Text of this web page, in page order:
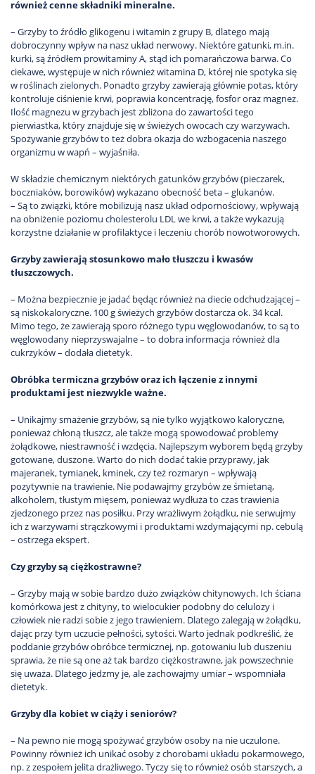
również cenne składniki mineralne.
– Grzyby to źródło glikogenu i witamin z grupy B, dlatego mają
dobroczynny wpływ na nasz układ nerwowy. Niektóre gatunki, m.in.
kurki, są źródłem prowitaminy A, stąd ich pomarańczowa barwa. Co
ciekawe, występuje w nich również witamina D, której nie spotyka się
w roślinach zielonych. Ponadto grzyby zawierają głównie potas, który
kontroluje ciśnienie krwi, poprawia koncentrację, fosfor oraz magnez.
Ilość magnezu w grzybach jest zbliżona do zawartości tego
pierwiastka, który znajduje się w świeżych owocach czy warzywach.
Spożywanie grzybów to też dobra okazja do wzbogacenia naszego
organizmu w wapń – wyjaśniła.
W składzie chemicznym niektórych gatunków grzybów (pieczarek,
boczniaków, borowików) wykazano obecność beta – glukanów.
– Są to związki, które mobilizują nasz układ odpornościowy, wpływają
na obniżenie poziomu cholesterolu LDL we krwi, a także wykazują
korzystne działanie w profilaktyce i leczeniu chorób nowotworowych.
Grzyby zawierają stosunkowo mało tłuszczu i kwasów
tłuszczowych.
– Można bezpiecznie je jadać będąc również na diecie odchudzającej –
są niskokaloryczne. 100 g świeżych grzybów dostarcza ok. 34 kcal.
Mimo tego, że zawierają sporo różnego typu węglowodanów, to są to
węglowodany nieprzyswajalne – to dobra informacja również dla
cukrzyków – dodała dietetyk.
Obróbka termiczna grzybów oraz ich łączenie z innymi
produktami jest niezwykle ważne.
– Unikajmy smażenie grzybów, są nie tylko wyjątkowo kaloryczne,
ponieważ chłoną tłuszcz, ale także mogą spowodować problemy
żołądkowe, niestrawność i wzdęcia. Najlepszym wyborem będą grzyby
gotowane, duszone. Warto do nich dodać takie przyprawy, jak
majeranek, tymianek, kminek, czy też rozmaryn – wpływają
pozytywnie na trawienie. Nie podawajmy grzybów ze śmietaną,
alkoholem, tłustym mięsem, ponieważ wydłuża to czas trawienia
zjedzonego przez nas posiłku. Przy wrażliwym żołądku, nie serwujmy
ich z warzywami strączkowymi i produktami wzdymającymi np. cebulą
– ostrzega ekspert.
Czy grzyby są ciężkostrawne?
– Grzyby mają w sobie bardzo dużo związków chitynowych. Ich ściana
komórkowa jest z chityny, to wielocukier podobny do celulozy i
człowiek nie radzi sobie z jego trawieniem. Dlatego zalegają w żołądku,
dając przy tym uczucie pełności, sytości. Warto jednak podkreślić, że
poddanie grzybów obróbce termicznej, np. gotowaniu lub duszeniu
sprawia, że nie są one aż tak bardzo ciężkostrawne, jak powszechnie
się uważa. Dlatego jedzmy je, ale zachowajmy umiar – wspomniała
dietetyk.
Grzyby dla kobiet w ciąży i seniorów?
– Na pewno nie mogą spożywać grzybów osoby na nie uczulone.
Powinny również ich unikać osoby z chorobami układu pokarmowego,
np. z zespołem jelita drażliwego. Tyczy się to również osób starszych, a